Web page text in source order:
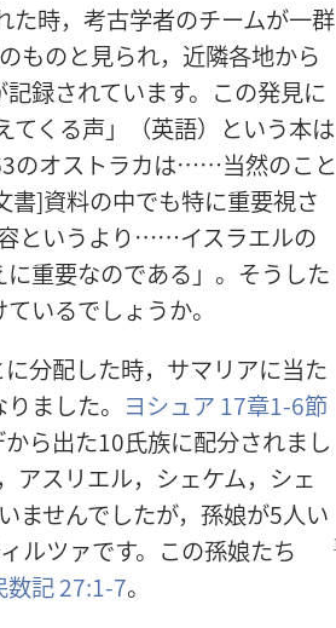
た時，考古学者のチームが一群
ものと見られ，近隣各地から
録されています。この発見に
くる声」（英語）という本は
のオストラカは……当然のこと
書]資料の中でも特に重要視さ
というより……イスラエルの
重要なのである」。そうした
いるでしょうか。
分配した時，サマリアに当た
ました。 ヨシュア 17章1-6節
ら出た10氏族に配分されまし
アスリエル，シェケム，シェ
ませんでしたが，孫娘が5人い
ルツァです。この孫娘たち
数記 27:1-7。